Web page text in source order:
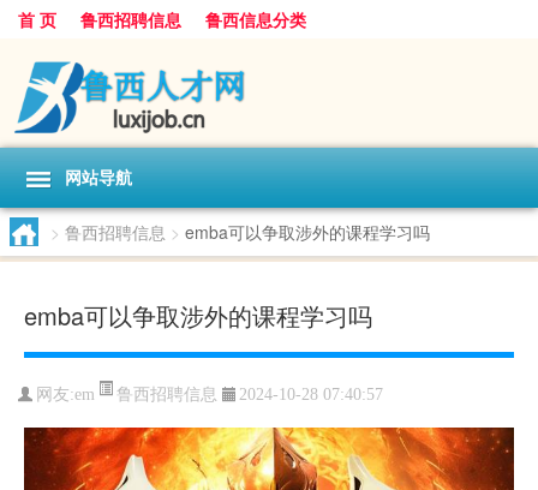
首 页 鲁西招聘信息 鲁西信息分类
网站导航
> 鲁西招聘信息 > emba可以争取涉外的课程学习吗
emba可以争取涉外的课程学习吗
网友:em 鲁西招聘信息 2024-10-28 07:40:57